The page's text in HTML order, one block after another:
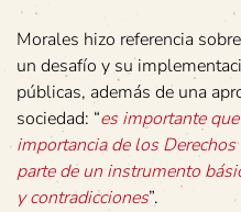
Morales hizo referencia
un desafío y su
públicas, además de una
sociedad: “es importante
importancia de los
parte de un instrumento
y contradicciones”.